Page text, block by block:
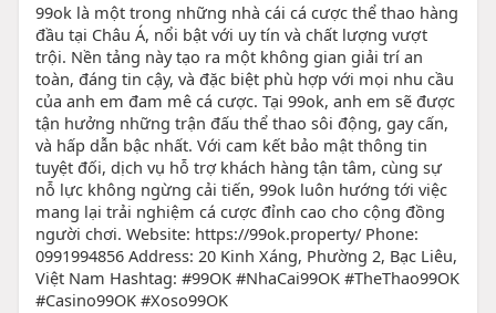
99ok là một trong những nhà cái cá cược thể thao hàng
đầu tại Châu Á, nổi bật với uy tín và chất lượng vượt
trội. Nền tảng này tạo ra một không gian giải trí an
toàn, đáng tin cậy, và đặc biệt phù hợp với mọi nhu cầu
của anh em đam mê cá cược. Tại 99ok, anh em sẽ được
tận hưởng những trận đấu thể thao sôi động, gay cấn,
và hấp dẫn bậc nhất. Với cam kết bảo mật thông tin
tuyệt đối, dịch vụ hỗ trợ khách hàng tận tâm, cùng sự
nỗ lực không ngừng cải tiến, 99ok luôn hướng tới việc
mang lại trải nghiệm cá cược đỉnh cao cho cộng đồng
người chơi. Website: https://99ok.property/ Phone:
0991994856 Address: 20 Kinh Xáng, Phường 2, Bạc Liêu,
Việt Nam Hashtag: #99OK #NhaCai99OK #TheThao99OK
#Casino99OK #Xoso99OK